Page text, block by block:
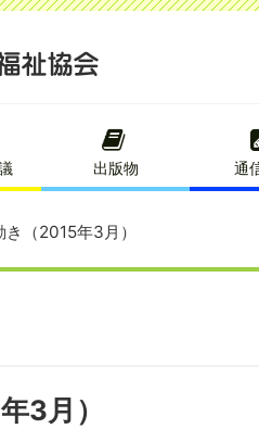
出版物 通
（2015年3月）
3月）